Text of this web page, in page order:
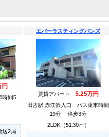
円
時間5
送2局
エバーラスティングバンズ
賃貸アパート 5.25万円
田吉駅 赤江浜入口 バス乗車時間
19分 停歩3分
2LDK（51.30㎡）